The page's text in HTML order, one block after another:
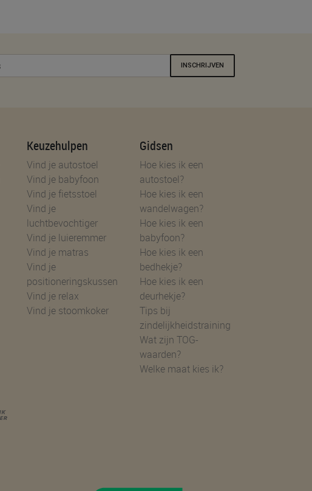
INSCHRIJVEN
Keuzehulpen
Vind je autostoel
Vind je babyfoon
Vind je fietsstoel
Vind je
luchtbevochtiger
Vind je luieremmer
Vind je matras
Vind je
positioneringskussen
Vind je relax
Vind je stoomkoker
Gidsen
Hoe kies ik een
autostoel?
Hoe kies ik een
wandelwagen?
Hoe kies ik een
babyfoon?
Hoe kies ik een
bedhekje?
Hoe kies ik een
deurhekje?
Tips bij
zindelijkheidstraining
Wat zijn TOG-
waarden?
Welke maat kies ik?